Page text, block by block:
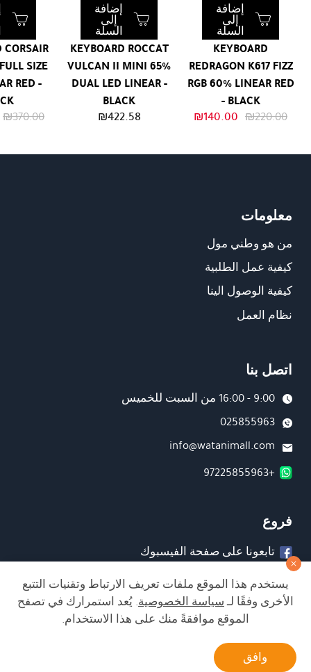
KEYBOARD
REDRAGON K617 FIZZ
RGB 60% LINEAR RED
- BLACK
₪220.00
السعر ₪140.00
إضافة
إلى
السلة
KEYBOARD ROCCAT
VULCAN II MINI 65%
DUAL LED LINEAR -
BLACK
₪422.58
إضافة
إلى
السلة
SIZE
RED -
₪370.00
معلومات
من هو وطني مول
كيفية عمل الطلبية
كيفية الوصول الينا
نظام العمل
اتصل بنا
9:00 - 16:00 من السبت للخميس
025855963
info@watanimall.com
+97225855963
فروع
تابعونا على صفحة الفيسبوك
الشراء من الموقع آمن ويلبي أعلى معايير الأمان
يستخدم هذا الموقع ملفات تعريف الارتباط وتقنيات التتبع
الأخرى وفقًا لـسياسة الخصوصية. يُعد استمرارك في تصفح
الموقع موافقةً منك على هذا الاستخدام.
وافق